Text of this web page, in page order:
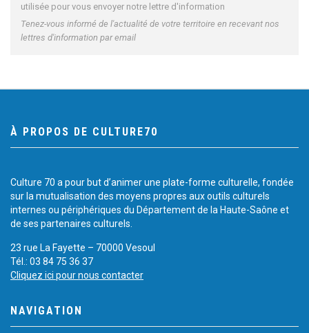
utilisée pour vous envoyer notre lettre d'information
Tenez-vous informé de l'actualité de votre territoire en recevant nos
lettres d'information par email
À PROPOS DE CULTURE70
Culture 70 a pour but d’animer une plate-forme culturelle, fondée
sur la mutualisation des moyens propres aux outils culturels
internes ou périphériques du Département de la Haute-Saône et
de ses partenaires culturels.
23 rue La Fayette – 70000 Vesoul
Tél.: 03 84 75 36 37
Cliquez ici pour nous contacter
NAVIGATION